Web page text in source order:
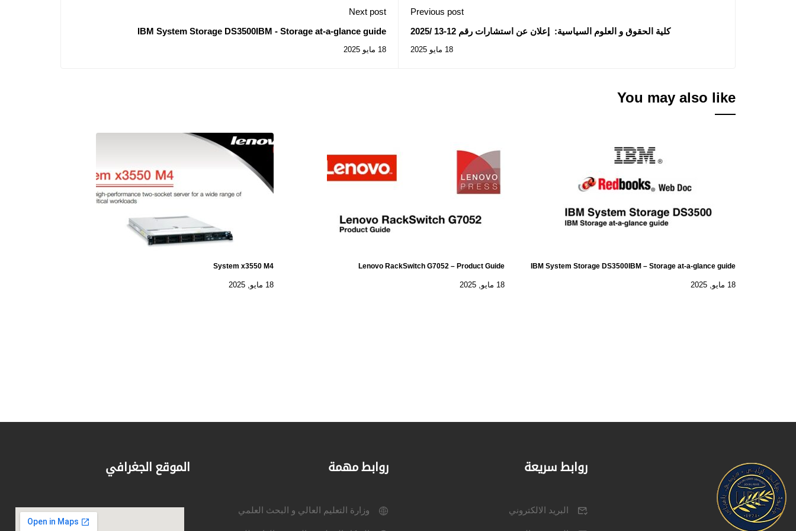
Previous post
كلية الحقوق و العلوم السياسية: إعلان عن استشارات رقم 12-13 /2025
18 مايو 2025
Next post
IBM System Storage DS3500IBM - Storage at-a-glance guide
18 مايو 2025
You may also like
IBM System Storage DS3500IBM – Storage at-a-glance guide
18 مايو, 2025
Lenovo RackSwitch G7052 – Product Guide
18 مايو, 2025
System x3550 M4
18 مايو, 2025
روابط سريعة
البريد الالكتروني
روابط مهمة
وزارة التعليم العالي و البحث العلمي
الموقع الجغرافي